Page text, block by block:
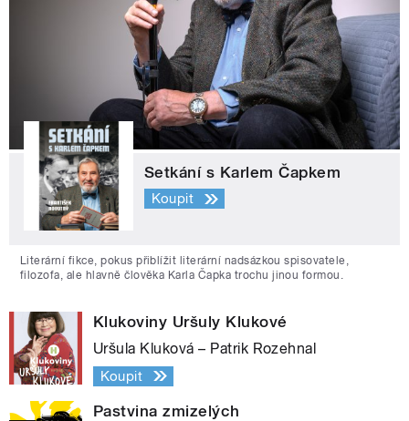
Setkání s Karlem Čapkem
Koupit
Literární fikce, pokus přiblížit literární nadsázkou spisovatele,
filozofa, ale hlavně člověka Karla Čapka trochu jinou formou.
Klukoviny Uršuly Klukové
Uršula Kluková – Patrik Rozehnal
Koupit
Pastvina zmizelých